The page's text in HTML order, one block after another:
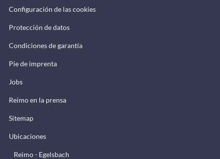
Configuración de las cookies
Protección de datos
Condiciones de garantía
Pie de imprenta
Jobs
Reimo en la prensa
Sitemap
Ubicaciones
Reimo - Egelsbach